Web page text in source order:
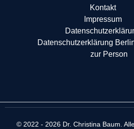
Kontakt
Impressum
Datenschutzerklärung
zur Person
© 2022 - 2026 Dr. Christina Baum.